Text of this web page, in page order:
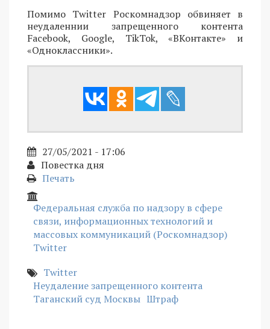
Помимо Twitter Роскомнадзор обвиняет в
неудаленнии запрещенного контента
Facebook, Google, TikTok, «ВКонтакте» и
«Одноклассники».
27/05/2021 - 17:06
Повестка дня
Печать
Федеральная служба по надзору в сфере
связи, информационных технологий и
массовых коммуникаций (Роскомнадзор)
Twitter
Twitter
Неудаление запрещенного контента
Таганский суд Москвы Штраф